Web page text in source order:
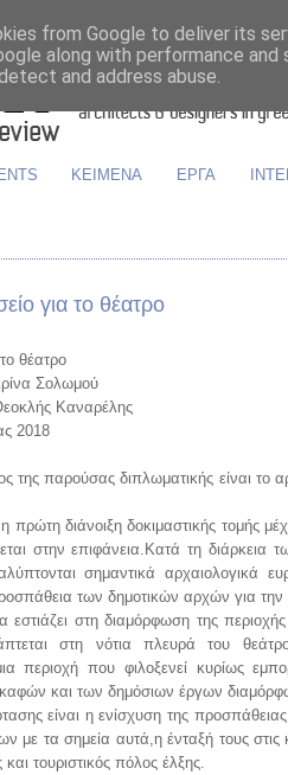
ΚΕΙΜΕΝΑ ΕΡΓΑ
για το θέατρο
θέατρο
Σολωμού
Καναρέλης
2018
της παρούσας διπλωματικής είναι
πρώτη διάνοιξη δοκιμαστικής τομής
στην επιφάνεια.Κατά τη
σημαντικά αρχαιολογικά
των δημοτικών αρχών για
εστιάζει στη διαμόρφωση της
στη νότια πλευρά του
περιοχή που φιλοξενεί κυρίως
και των δημόσιων έργων
είναι η ενίσχυση της
με τα σημεία αυτά,η ένταξή τους
τουριστικός πόλος έλξης.
from Google to deliver its
along with performance
and address abuse.